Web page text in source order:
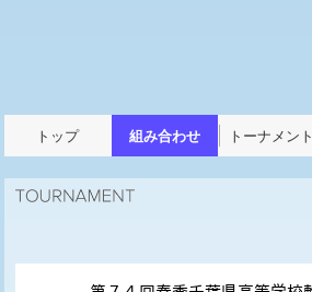
トップ 組み合わせ トーナメント